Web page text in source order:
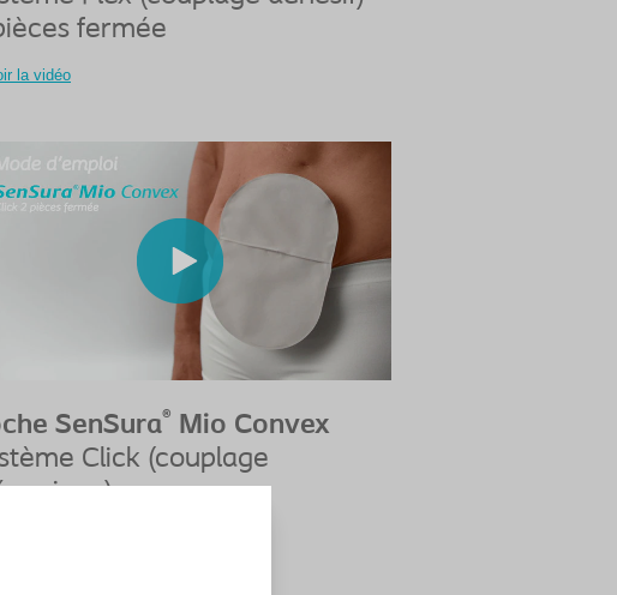
fermée
la vidéo
SenSura®
Mio Convex
Click (couplage